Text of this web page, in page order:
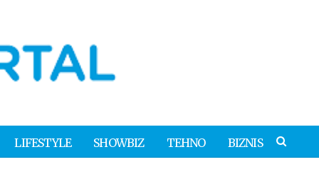
LIFESTYLE SHOWBIZ TEHNO BIZNIS